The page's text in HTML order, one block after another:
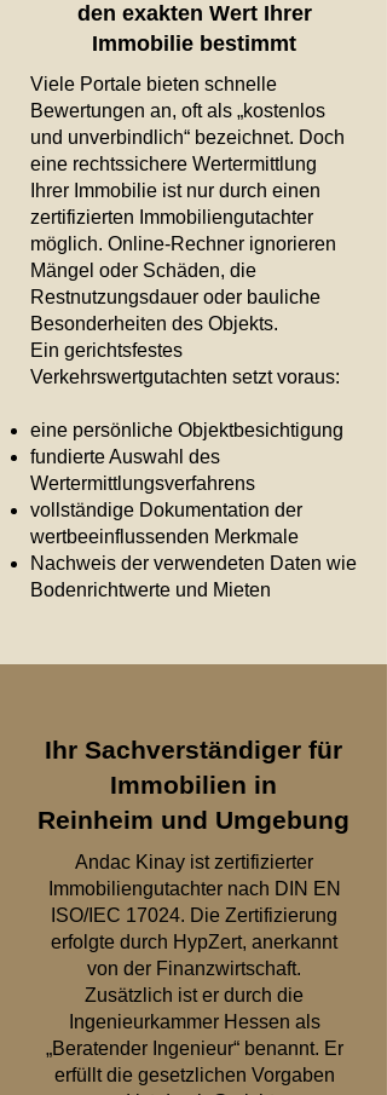
den exakten Wert Ihrer
Immobilie bestimmt
Viele Portale bieten schnelle
Bewertungen an, oft als „kostenlos
und unverbindlich“ bezeichnet. Doch
eine rechtssichere Wertermittlung
Ihrer Immobilie ist nur durch einen
zertifizierten Immobiliengutachter
möglich. Online-Rechner ignorieren
Mängel oder Schäden, die
Restnutzungsdauer oder bauliche
Besonderheiten des Objekts.
Ein gerichtsfestes
Verkehrswertgutachten setzt voraus:
eine persönliche Objektbesichtigung
fundierte Auswahl des
Wertermittlungsverfahrens
vollständige Dokumentation der
wertbeeinflussenden Merkmale
Nachweis der verwendeten Daten wie
Bodenrichtwerte und Mieten
​Ihr Sachverständiger für
Immobilien in
Reinheim und Umgebung
Andac Kinay ist zertifizierter
Immobiliengutachter nach DIN EN
ISO/IEC 17024. Die Zertifizierung
erfolgte durch HypZert, anerkannt
von der Finanzwirtschaft.
Zusätzlich ist er durch die
Ingenieurkammer Hessen als
„Beratender Ingenieur“ benannt. Er
erfüllt die gesetzlichen Vorgaben